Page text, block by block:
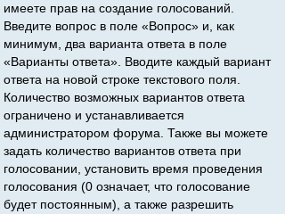
имеете прав на создание голосований.
Введите вопрос в поле «Вопрос» и, как
минимум, два варианта ответа в поле
«Варианты ответа». Вводите каждый вариант
ответа на новой строке текстового поля.
Количество возможных вариантов ответа
ограничено и устанавливается
администратором форума. Также вы можете
задать количество вариантов ответа при
голосовании, установить время проведения
голосования (0 означает, что голосование
будет постоянным), а также разрешить